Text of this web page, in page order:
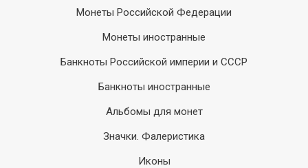
Монеты Российской Федерации
Монеты иностранные
Банкноты Российской империи и СССР
Банкноты иностранные
Альбомы для монет
Значки. Фалеристика
Иконы